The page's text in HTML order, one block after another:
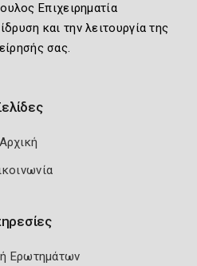
Επιχειρηματία
και την λειτουργία της
σας.
Αρχική
Ερωτημάτων